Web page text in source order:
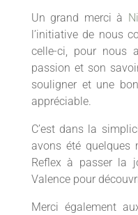
Un grand merci à
l’initiative de nous
celle-ci, pour nous
passion et son
souligner et une
appréciable.
C’est dans la
avons été quelques
Reflex à passer la
Valence pour
Merci également